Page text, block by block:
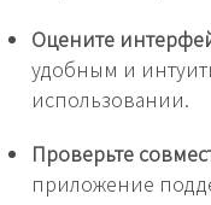
Оцените
удобным и
использовании.
Проверьте
приложение